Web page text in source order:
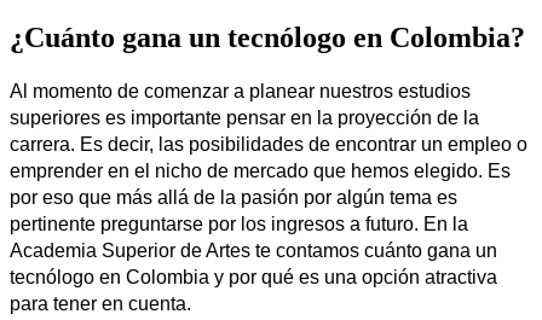
¿Cuánto gana un tecnólogo en Colombia?
Al momento de comenzar a planear nuestros estudios
superiores es importante pensar en la proyección de la
carrera. Es decir, las posibilidades de encontrar un empleo o
emprender en el nicho de mercado que hemos elegido. Es
por eso que más allá de la pasión por algún tema es
pertinente preguntarse por los ingresos a futuro. En la
Academia Superior de Artes te contamos cuánto gana un
tecnólogo en Colombia y por qué es una opción atractiva
para tener en cuenta.